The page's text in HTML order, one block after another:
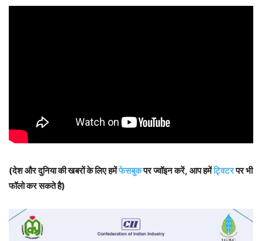
(देश और दुनिया की खबरों के लिए हमेंफेसबुकपर ज्वॉइन करें, आप हमेंट्विटरपर भी
फॉलो कर सकते है)